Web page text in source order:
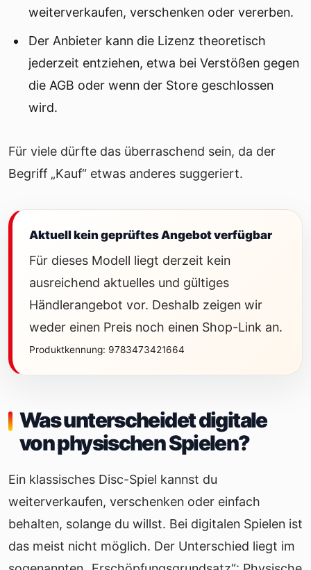
weiterverkaufen, verschenken oder vererben.
Der Anbieter kann die Lizenz theoretisch
jederzeit entziehen, etwa bei Verstößen gegen
die AGB oder wenn der Store geschlossen
wird.
Für viele dürfte das überraschend sein, da der
Begriff „Kauf“ etwas anderes suggeriert.
Aktuell kein geprüftes Angebot verfügbar
Für dieses Modell liegt derzeit kein
ausreichend aktuelles und gültiges
Händlerangebot vor. Deshalb zeigen wir
weder einen Preis noch einen Shop-Link an.
Produktkennung: 9783473421664
Was unterscheidet digitale
von physischen Spielen?
Ein klassisches Disc-Spiel kannst du
weiterverkaufen, verschenken oder einfach
behalten, solange du willst. Bei digitalen Spielen ist
das meist nicht möglich. Der Unterschied liegt im